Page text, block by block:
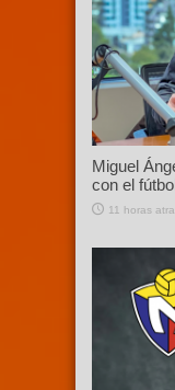
Miguel
con el
11 horas